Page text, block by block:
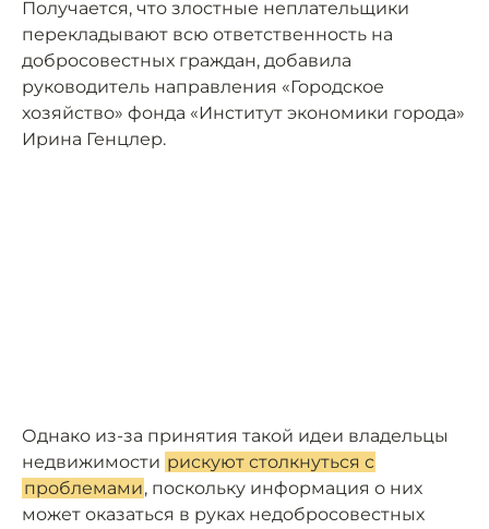
Получается, что злостные неплательщики
перекладывают всю ответственность на
добросовестных граждан, добавила
руководитель направления «Городское
хозяйство» фонда «Институт экономики города»
Ирина Генцлер.
Однако из-за принятия такой идеи владельцы
недвижимости рискуют столкнуться с
проблемами, поскольку информация о них
может оказаться в руках недобросовестных